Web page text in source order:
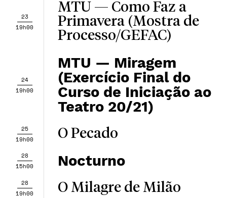
23
19h00
MTU — Como Faz a
Primavera (Mostra de
Processo/GEFAC)
24
19h00
MTU — Miragem
(Exercício Final do
Curso de Iniciação ao
Teatro 20/21)
25
19h00
O Pecado
28
15h00
Nocturno
28
19h00
O Milagre de Milão